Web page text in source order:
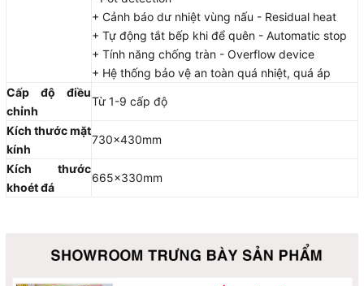
+ Cảnh báo dư nhiệt vùng nấu - Residual heat
+ Tự động tắt bếp khi để quên - Automatic stop
+ Tính năng chống tràn - Overflow device
+ Hệ thống bảo vệ an toàn quá nhiệt, quá áp
Cấp độ điều
chỉnh
Từ 1-9 cấp độ
Kích thước mặt
kính
730x430mm
Kích thước
khoét đá
665x330mm